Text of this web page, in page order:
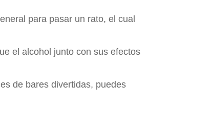
para pasar un rato, el cual
el alcohol junto con sus efectos
de bares divertidas, puedes